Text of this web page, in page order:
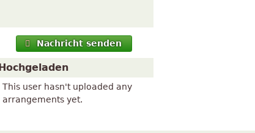
Nachricht senden
Hochgeladen
This user hasn't uploaded any
arrangements yet.